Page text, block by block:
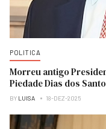
POLITICA
Morreu antigo
Piedade Dias dos
BY LUISA 18-DEZ-2025